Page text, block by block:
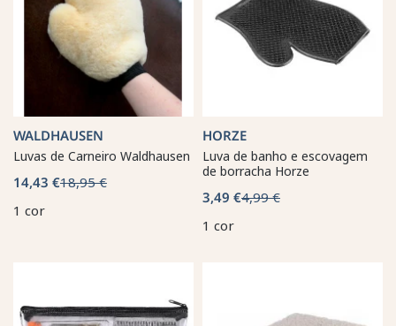
WALDHAUSEN
Luvas de Carneiro Waldhausen
14,43 €18,95 €
1 cor
HORZE
Luva de banho e escovagem
de borracha Horze
3,49 €4,99 €
1 cor